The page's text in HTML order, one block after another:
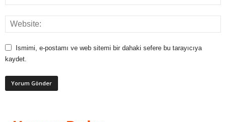
Ismimi, e-postamı ve web sitemi bir dahaki sefere bu tarayıcıya
kaydet.